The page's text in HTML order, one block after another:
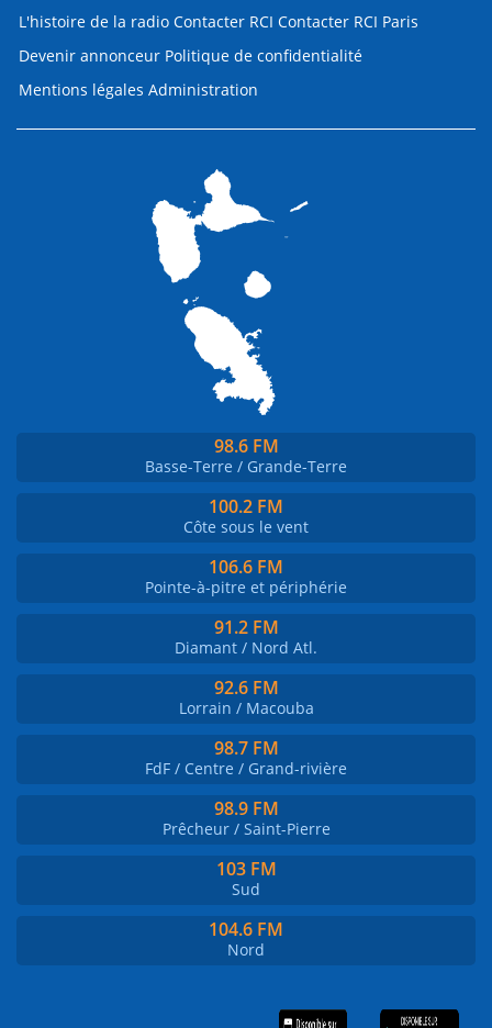
L'histoire de la radio Contacter RCI Contacter RCI Paris
Devenir annonceur Politique de confidentialité
Mentions légales Administration
98.6 FM
Basse-Terre / Grande-Terre
100.2 FM
Côte sous le vent
106.6 FM
Pointe-à-pitre et périphérie
91.2 FM
Diamant / Nord Atl.
92.6 FM
Lorrain / Macouba
98.7 FM
FdF / Centre / Grand-rivière
98.9 FM
Prêcheur / Saint-Pierre
103 FM
Sud
104.6 FM
Nord